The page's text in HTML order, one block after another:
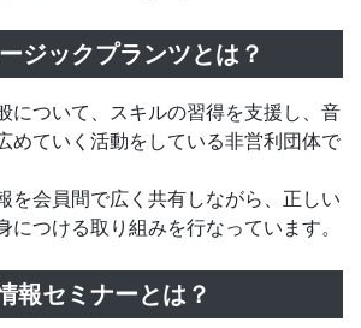
ジックプランツとは？
について、スキルの習得を支援し、音
めていく活動をしている非営利団体で
を会員間で広く共有しながら、正しい
につける取り組みを行なっています。
報セミナーとは？